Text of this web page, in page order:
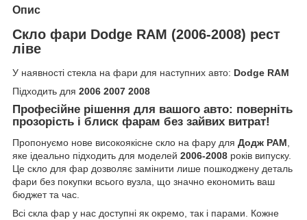
Опис
Скло фари Dodge RAM (2006-2008) рест
ліве
У наявності стекла на фари для наступних авто: Dodge RAM
Підходить для 2006 2007 2008
Професійне рішення для вашого авто: поверніть
прозорість і блиск фарам без зайвих витрат!
Пропонуємо нове високоякісне скло на фару для Додж РАМ,
яке ідеально підходить для моделей 2006-2008 років випуску.
Це скло для фар дозволяє замінити лише пошкоджену деталь
фари без покупки всього вузла, що значно економить ваш
бюджет та час.
Всі скла фар у нас доступні як окремо, так і парами. Кожне